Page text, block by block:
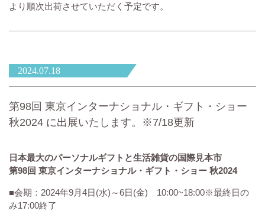
より順次出荷させていただく予定です。
2024.07.18
第98回 東京インターナショナル・ギフト・ショー
秋2024 に出展いたします。※7/18更新
日本最大のパーソナルギフトと生活雑貨の国際見本市
第98回 東京インターナショナル・ギフト・ショー 秋2024
■会期：2024年9月4日(水)～6日(金) 10:00~18:00※最終日の
み17:00終了